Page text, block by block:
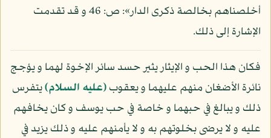
أخلصناهم بخالصة ذكرى الدار»: ص: 46 و قد تقدمت
الإشارة إلى ذلك.
فكان هذا الحب و الإيثار يثير حسد سائر الإخوة لهما و يؤجج
نائرة الأضغان منهم عليهما و يعقوب(عليه السلام)يتفرس
ذلك و يبالغ في حبهما و خاصة في حب يوسف و كان يخافهم
عليه و لا يرضى بخلوتهم به و لا يأمنهم عليه و ذلك يزيد في